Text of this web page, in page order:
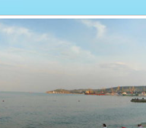
фото, Крым
Крым фото,